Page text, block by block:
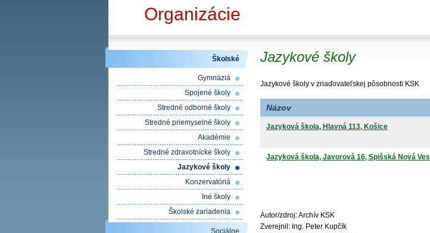
Organizácie
Školské
Gymnáziá
Spojené školy
Stredné odborné školy
Stredné priemyselné školy
Akadémie
Stredné zdravotnícke školy
Jazykové školy
Konzervatóriá
Iné školy
Školské zariadenia
Sociálne
Jazykové školy
Jazykové školy v zriaďovateľskej pôsobnosti KSK
Názov
Jazyková škola, Hlavná 113, Košice
Jazyková škola, Javorová 16, Spišská Nová Ves
Autor/zdroj: Archív KSK
Zverejnil: Ing. Peter Kupčík